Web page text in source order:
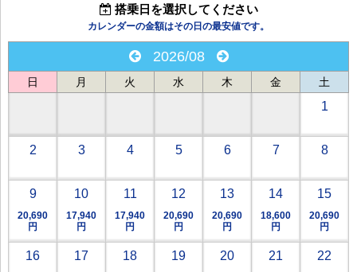
搭乗日を選択してください
カレンダーの金額はその日の最安値です。
2026/08
日 月 火 水 木 金 土
1
2 3 4 5 6 7 8
9
20,690
円
10
17,940
円
11
17,940
円
12
20,690
円
13
20,690
円
14
18,600
円
15
20,690
円
16 17 18 19 20 21 22